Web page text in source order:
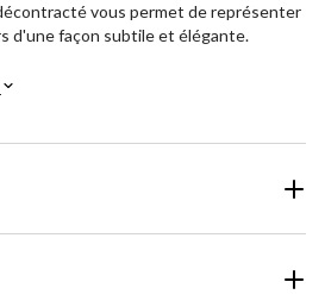
vous permet de représenter
d'une façon subtile et élégante.